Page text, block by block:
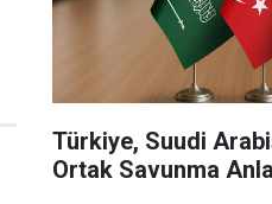
Türkiye, Suudi
Ortak Savunma